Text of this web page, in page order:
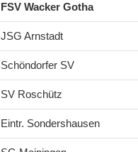
FSV Wacker Gotha
JSG Arnstadt
Schöndorfer SV
SV Roschütz
Eintr. Sondershausen